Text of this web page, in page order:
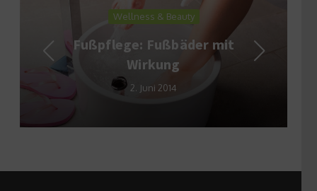
Wellness & Beauty
Fußpflege: Fußbäder mit
Wirkung
2. Juni 2014